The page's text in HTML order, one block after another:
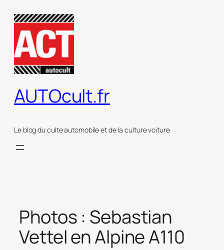
contenu
AUTOcult.fr
Le blog du culte automobile et de la culture voiture
Photos : Sebastian
Vettel en Alpine A110